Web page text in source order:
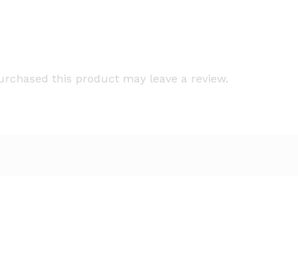
this product may leave a review.